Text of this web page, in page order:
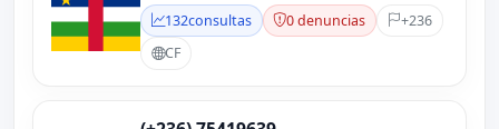
132consultas 0 denuncias
+236
CF